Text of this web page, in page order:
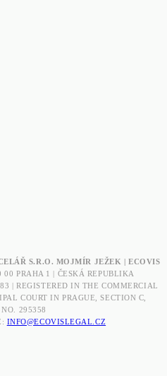
S.R.O. MOJMÍR JEŽEK | ECOVIS
PRAHA 1 | ČESKÁ REPUBLIKA
| REGISTERED IN THE COMMERCIAL
COURT IN PRAGUE, SECTION C,
295358
INFO@ECOVISLEGAL.CZ